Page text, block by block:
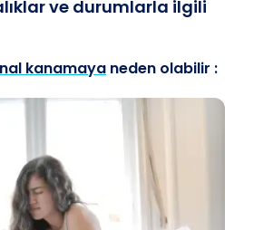
ve durumlarla ilgili
kanamaya neden olabilir :